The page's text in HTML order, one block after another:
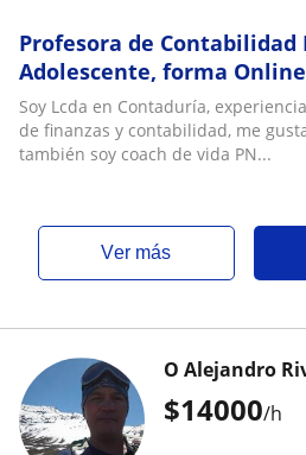
Profesora de Contabilidad
Adolescente, forma
machali
Soy Lcda en Contaduría,
de finanzas y contabilidad, me
también soy coach de vida PN...
ver más
$14000/h
O Alejandro